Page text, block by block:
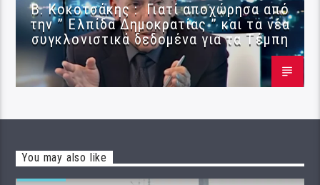
Β. Κοκοτσάκης : Γιατί αποχώρησα από
την ” Ελπίδα Δημοκρατίας ” και τα νέα
συγκλονιστικά δεδομένα για τα Τέμπη
You may also like